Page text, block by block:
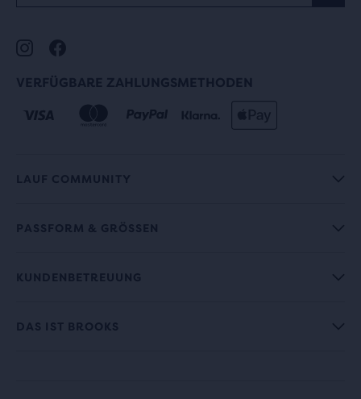
VERFÜGBARE ZAHLUNGSMETHODEN
LAUF COMMUNITY
PASSFORM & GRÖSSEN
KUNDENBETREUUNG
DAS IST BROOKS